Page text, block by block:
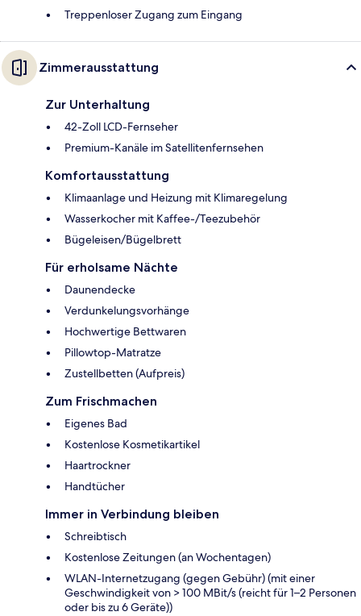
Treppenloser Zugang zum Eingang
Zimmerausstattung
Zur Unterhaltung
42-Zoll LCD-Fernseher
Premium-Kanäle im Satellitenfernsehen
Komfortausstattung
Klimaanlage und Heizung mit Klimaregelung
Wasserkocher mit Kaffee-/Teezubehör
Bügeleisen/Bügelbrett
Für erholsame Nächte
Daunendecke
Verdunkelungsvorhänge
Hochwertige Bettwaren
Pillowtop-Matratze
Zustellbetten (Aufpreis)
Zum Frischmachen
Eigenes Bad
Kostenlose Kosmetikartikel
Haartrockner
Handtücher
Immer in Verbindung bleiben
Schreibtisch
Kostenlose Zeitungen (an Wochentagen)
WLAN-Internetzugang (gegen Gebühr) (mit einer
Geschwindigkeit von > 100 MBit/s (reicht für 1–2 Personen
oder bis zu 6 Geräte))